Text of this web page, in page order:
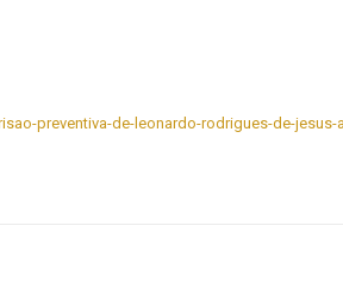
preventiva-de-leonardo-rodrigues-de-jesus-